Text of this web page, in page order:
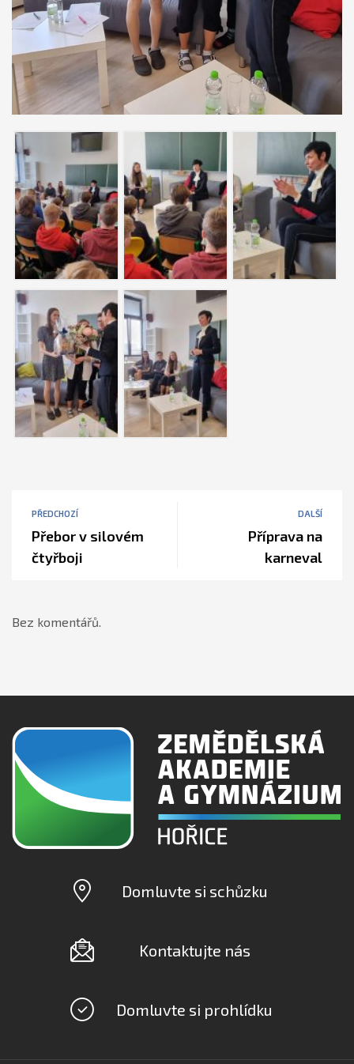
PŘEDCHOZÍ
Přebor v silovém
čtyřboji
DALŠÍ
Příprava na
karneval
Bez komentářů.
Domluvte si schůzku
Kontaktujte nás
Domluvte si prohlídku